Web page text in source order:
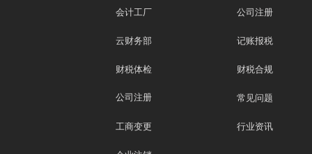
会计工厂
云财务部
财税体检
公司注册
工商变更
公司注册
记账报税
财税合规
常见问题
行业资讯